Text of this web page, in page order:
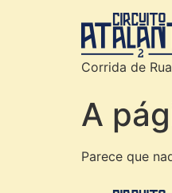
Corrida de Rua
A
Parece que